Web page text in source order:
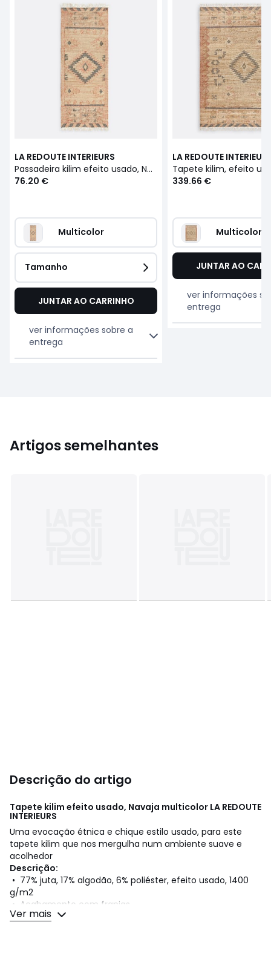
LA REDOUTE INTERIEURS
Passadeira kilim efeito usado, Navaja
76.20 €
Multicolor
Tamanho
JUNTAR AO CARRINHO
ver informações sobre a
entrega
LA REDOUTE
339.66 €
Multicolor
JUNTAR AO
ver informações
entrega
Artigos semelhantes
Descrição do artigo
Tapete kilim efeito usado, Navaja multicolor LA REDOUTE
INTERIEURS
Uma evocação étnica e chique estilo usado, para este
tapete kilim que nos mergulha num ambiente suave e
acolhedor
Descrição:
• 77% juta, 17% algodão, 6% poliéster, efeito usado, 1400
g/m2
• Acabamento com franjas
• Fabrico artesanal
Ver mais